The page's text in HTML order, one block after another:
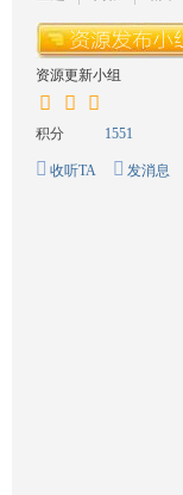
资源更新小组
积分 1551
收听TA 发消息